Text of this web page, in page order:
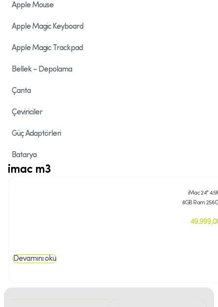
Apple Mouse
Apple Magic Keyboard
Apple Magic Trackpad
Bellek – Depolama
Çanta
Çeviriciler
Güç Adaptörleri
Batarya
imac m3
iMac 24"
8GB Ram
Devamını oku